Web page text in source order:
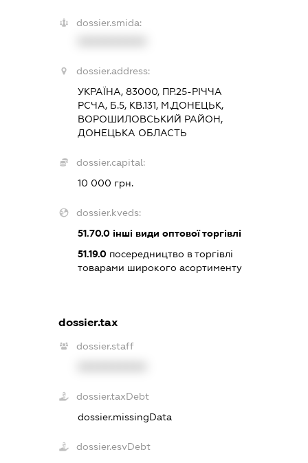
dossier.smida:
dossier.address:
УКРАЇНА, 83000, ПР.25-РІЧЧА
РСЧА, Б.5, КВ.131, М.ДОНЕЦЬК,
ВОРОШИЛОВСЬКИЙ РАЙОН,
ДОНЕЦЬКА ОБЛАСТЬ
dossier.capital:
10 000 грн.
dossier.kveds:
51.70.0 інші види оптової торгівлі
51.19.0 посередництво в торгівлі
товарами широкого асортименту
dossier.tax
dossier.staff
dossier.taxDebt
dossier.missingData
dossier.esvDebt